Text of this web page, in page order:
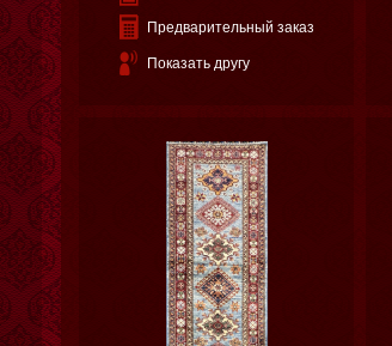
Предварительный заказ
Показать другу